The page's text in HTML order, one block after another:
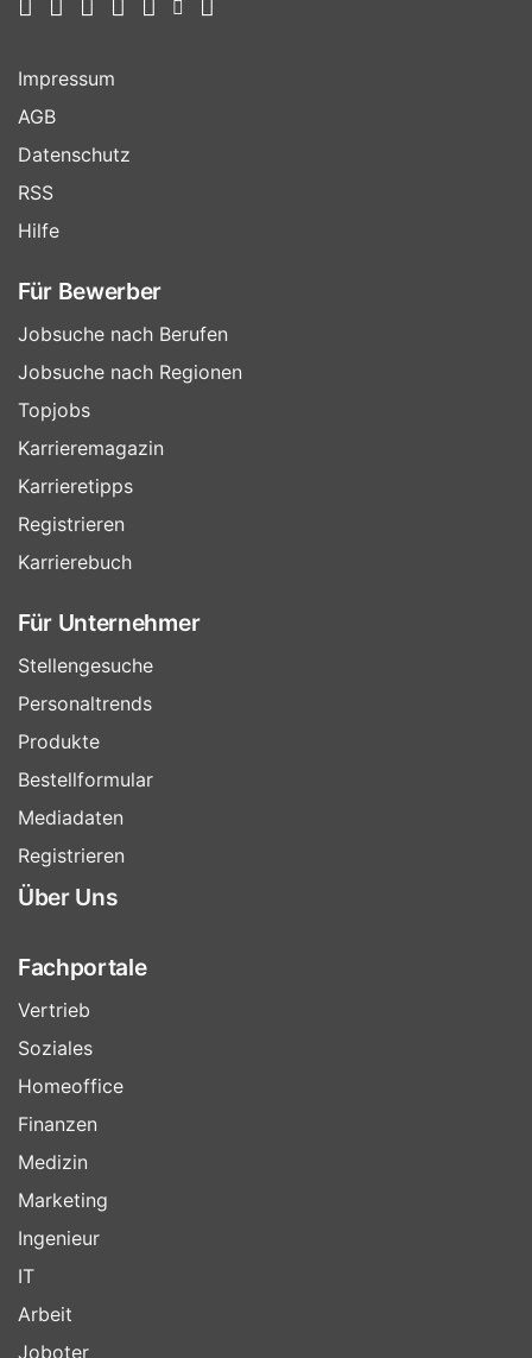
Impressum
AGB
Datenschutz
RSS
Hilfe
Für Bewerber
Jobsuche nach Berufen
Jobsuche nach Regionen
Topjobs
Karrieremagazin
Karrieretipps
Registrieren
Karrierebuch
Für Unternehmer
Stellengesuche
Personaltrends
Produkte
Bestellformular
Mediadaten
Registrieren
Über Uns
Fachportale
Vertrieb
Soziales
Homeoffice
Finanzen
Medizin
Marketing
Ingenieur
IT
Arbeit
Joboter